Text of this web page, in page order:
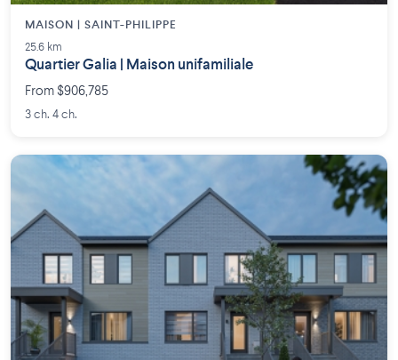
MAISON | SAINT-PHILIPPE
25.6 km
Quartier Galia | Maison unifamiliale
From $906,785
3 ch. 4 ch.